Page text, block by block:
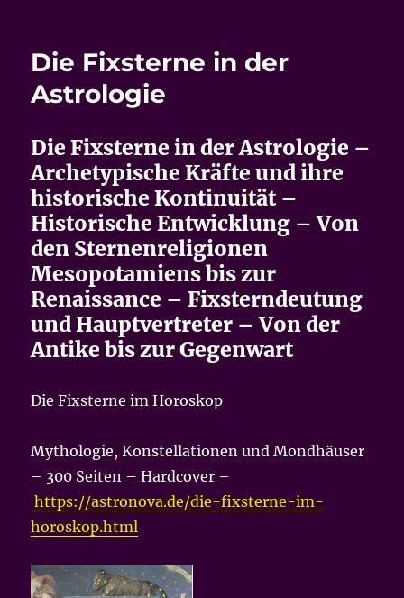
Die Fixsterne in der
Astrologie
Die Fixsterne in der Astrologie –
Archetypische Kräfte und ihre
historische Kontinuität –
Historische Entwicklung – Von
den Sternenreligionen
Mesopotamiens bis zur
Renaissance – Fixsterndeutung
und Hauptvertreter – Von der
Antike bis zur Gegenwart
Die Fixsterne im Horoskop
Mythologie, Konstellationen und Mondhäuser
– 300 Seiten – Hardcover –
https://astronova.de/die-fixsterne-im-
horoskop.html